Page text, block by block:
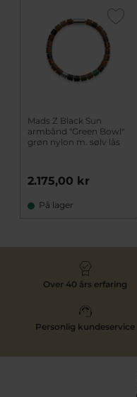
Mads Z Black Sun
armbånd "Green Bowl"
grøn nylon m. sølv lås
2.175,00 kr
På lager
Over 40 års erfaring
Personlig kundeservice